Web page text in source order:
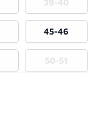
39-40
45-46
50-51